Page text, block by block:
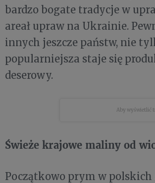
bardzo bogate tradycje w
areał upraw na Ukrainie.
innych jeszcze państw, nie
popularniejsza staje się
deserowy.
Aby wyświetlić
Świeże krajowe maliny od
Początkowo prym w